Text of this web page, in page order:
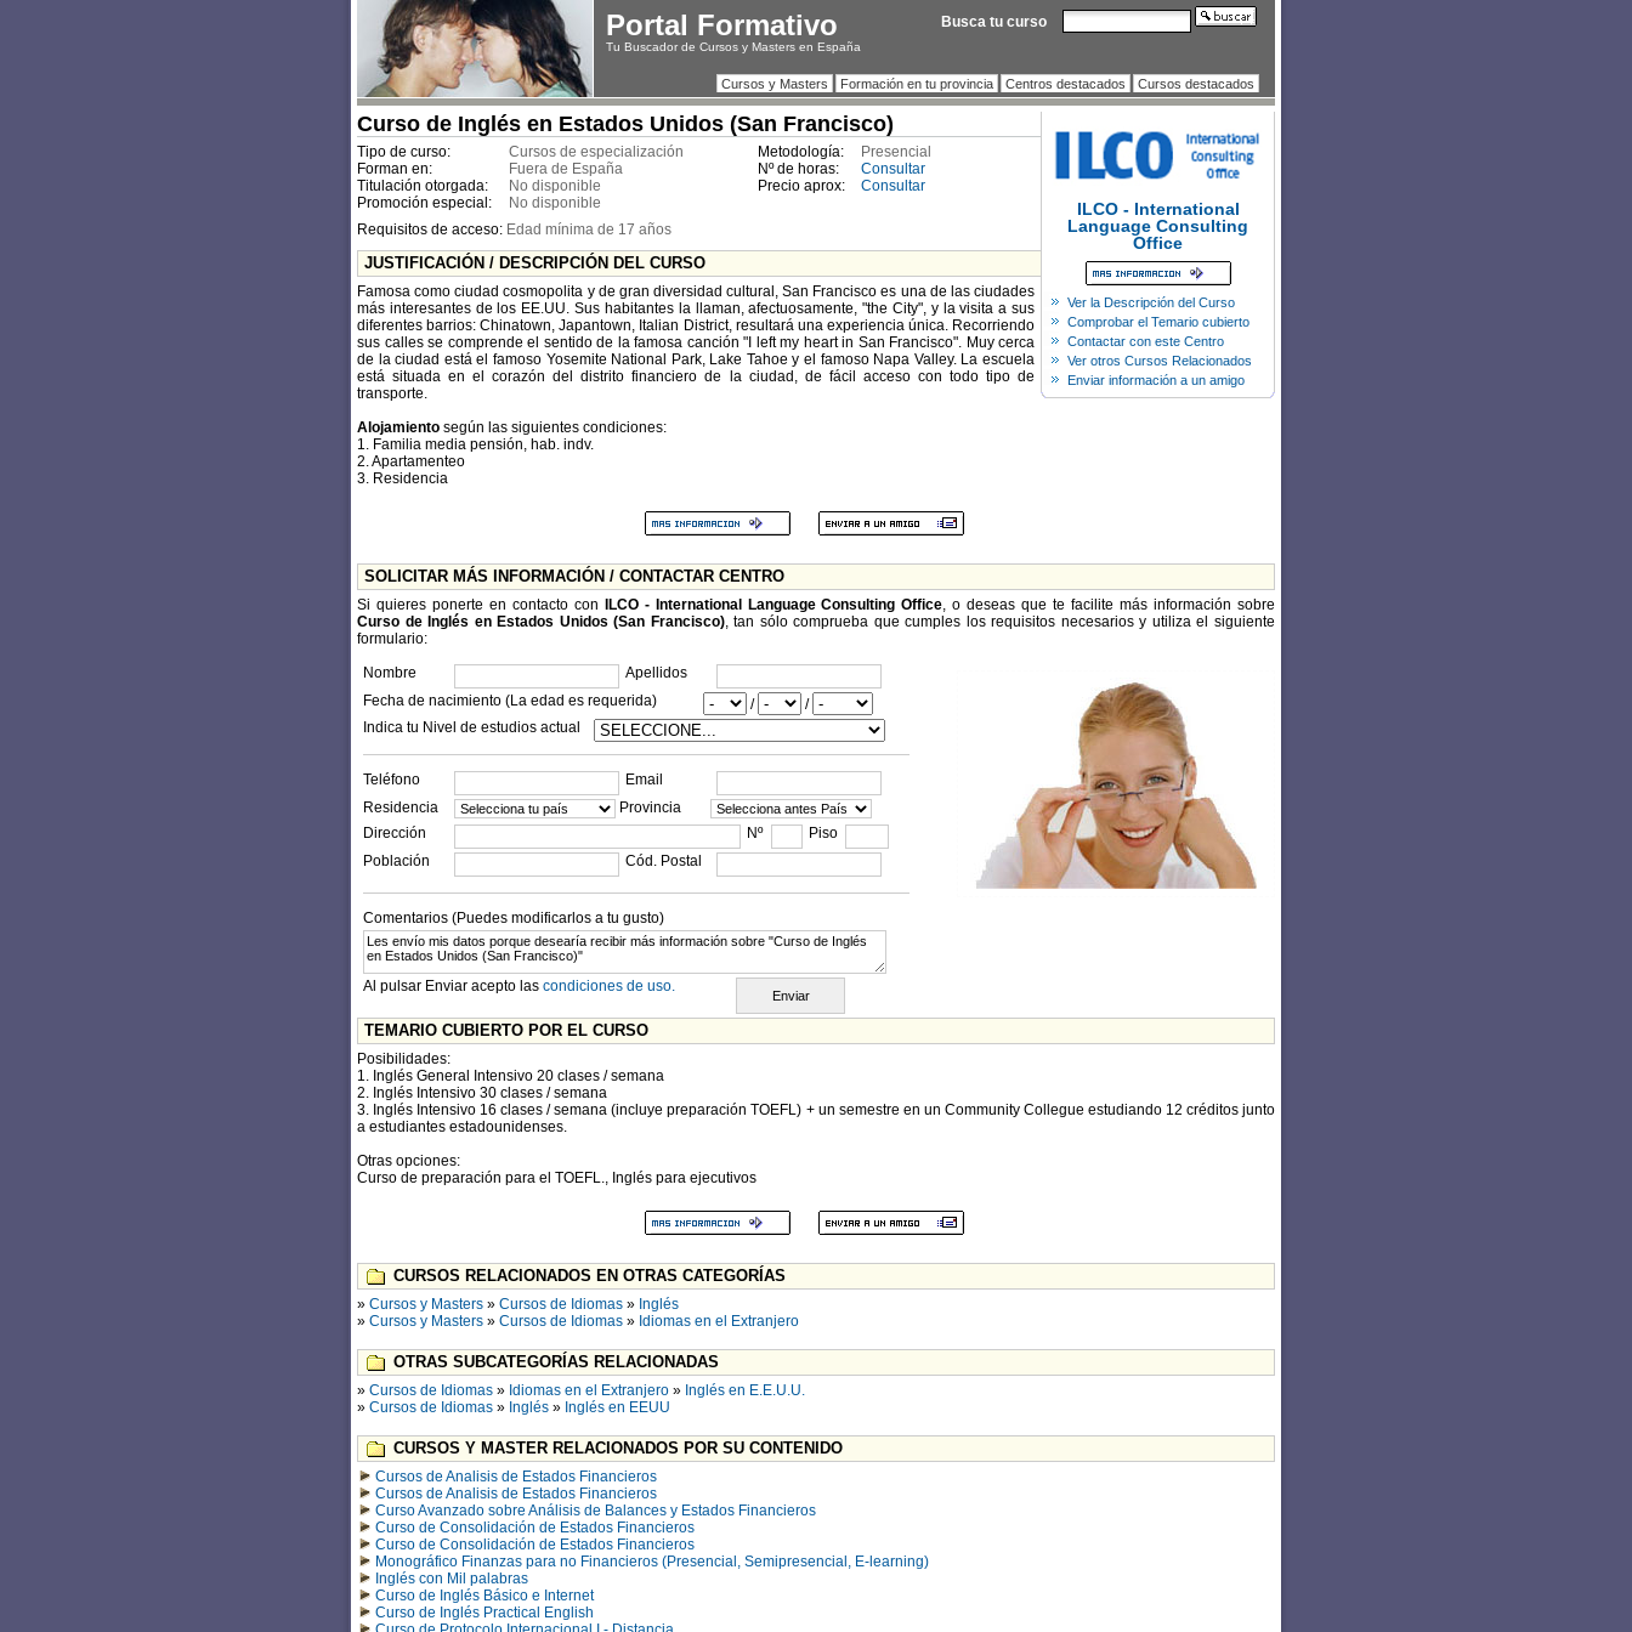
Portal Formativo
Tu Buscador de Cursos y Masters en España
Cursos y Masters Formación en tu provincia Centros destacados Cursos destacados
ILCO - International
Language Consulting
Office
Ver la Descripción del Curso
Comprobar el Temario cubierto
Contactar con este Centro
Ver otros Cursos Relacionados
Enviar información a un amigo
Curso de Inglés en Estados Unidos (San Francisco)
Tipo de curso: Cursos de especialización Metodología:
Presencial
Forman en:
Fuera de España Nº de horas:
Consultar
Titulación otorgada:
No disponible Precio aprox:
Consultar
Promoción especial:
No disponible
Requisitos de acceso: Edad mínima de 17 años
JUSTIFICACIÓN / DESCRIPCIÓN DEL CURSO
Famosa como ciudad cosmopolita y de gran diversidad cultural, San Francisco es una de las ciudades
más interesantes de los EE.UU. Sus habitantes la llaman, afectuosamente, "the City", y la visita a sus
diferentes barrios: Chinatown, Japantown, Italian District, resultará una experiencia única. Recorriendo
sus calles se comprende el sentido de la famosa canción "I left my heart in San Francisco". Muy cerca
de la ciudad está el famoso Yosemite National Park, Lake Tahoe y el famoso Napa Valley. La escuela
está situada en el corazón del distrito financiero de la ciudad, de fácil acceso con todo tipo de
transporte.
Alojamiento según las siguientes condiciones:
1. Familia media pensión, hab. indv.
2. Apartamenteo
3. Residencia
SOLICITAR MÁS INFORMACIÓN / CONTACTAR CENTRO
Si quieres ponerte en contacto con ILCO - International Language Consulting Office, o deseas que te facilite más información sobre
Curso de Inglés en Estados Unidos (San Francisco), tan sólo comprueba que cumples los requisitos necesarios y utiliza el siguiente
formulario:
Nombre
Apellidos
Fecha de nacimiento (La edad es requerida)
/
/
Indica tu Nivel de estudios actual
Teléfono
Email
Residencia
Provincia
Dirección
Nº
Piso
Población
Cód. Postal
Comentarios (Puedes modificarlos a tu gusto)
Al pulsar Enviar acepto las condiciones de uso.
TEMARIO CUBIERTO POR EL CURSO
Posibilidades:
1. Inglés General Intensivo 20 clases / semana
2. Inglés Intensivo 30 clases / semana
3. Inglés Intensivo 16 clases / semana (incluye preparación TOEFL) + un semestre en un Community Collegue estudiando 12 créditos junto
a estudiantes estadounidenses.
Otras opciones:
Curso de preparación para el TOEFL., Inglés para ejecutivos
CURSOS RELACIONADOS EN OTRAS CATEGORÍAS
» Cursos y Masters » Cursos de Idiomas » Inglés
» Cursos y Masters » Cursos de Idiomas » Idiomas en el Extranjero
OTRAS SUBCATEGORÍAS RELACIONADAS
» Cursos de Idiomas » Idiomas en el Extranjero » Inglés en E.E.U.U.
» Cursos de Idiomas » Inglés » Inglés en EEUU
CURSOS Y MASTER RELACIONADOS POR SU CONTENIDO
Cursos de Analisis de Estados Financieros
Cursos de Analisis de Estados Financieros
Curso Avanzado sobre Análisis de Balances y Estados Financieros
Curso de Consolidación de Estados Financieros
Curso de Consolidación de Estados Financieros
Monográfico Finanzas para no Financieros (Presencial, Semipresencial, E-learning)
Inglés con Mil palabras
Curso de Inglés Básico e Internet
Curso de Inglés Practical English
Busca tu curso